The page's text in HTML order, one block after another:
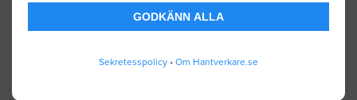
GODKÄNN ALLA
Sekretesspolicy • Om Hantverkare.se
10.23.2022 15:38